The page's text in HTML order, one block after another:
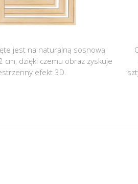
jest na naturalną sosnową
cm, dzięki czemu obraz zyskuje
efekt 3D.